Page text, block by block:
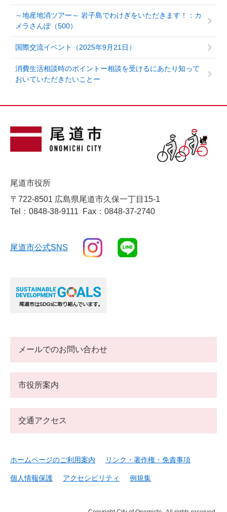
～地産地消ツアー～ 岩子島でわけぎをいただきます！：カ
メラさんぽ（500）
国際交流イベント（2025年9月21日）
消費生活相談時のポイントー相談を受けるにあたり知って
おいていただきたいことー
尾道市役所
〒722-8501 広島県尾道市久保一丁目15-1
Tel：0848-38-9111
Fax：0848-37-2740
尾道市公式SNS
メールでのお問い合わせ
市役所案内
交通アクセス
ホームページのご利用案内 リンク・著作権・免責事項
個人情報保護 アクセシビリティ 例規集